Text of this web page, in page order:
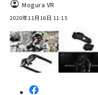
Mogura VR
2020年11月16日 11:15